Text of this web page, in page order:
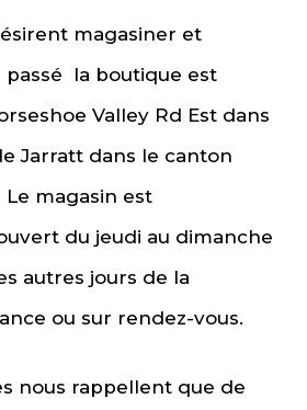
magasiner et
passé la boutique est
Valley Rd Est dans
Jarratt dans le canton
Le magasin est
du jeudi au dimanche
autres jours de la
ou sur rendez-vous.
nous rappellent que de